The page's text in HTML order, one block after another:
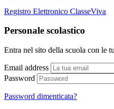
Registro Elettronico ClasseViva
Personale scolastico
Entra nel sito della scuola con le
Email address
Password
Password dimenticata?